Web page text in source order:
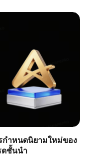
กำหนดนิยามใหม่ของ
ดชั้นนำ